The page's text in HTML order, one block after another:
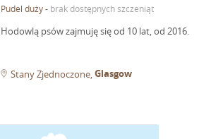
Pudel duży- brak dostępnych szczeniąt
Hodowlą psów zajmuję się od 10 lat, od 2016.
Stany Zjednoczone Glasgow